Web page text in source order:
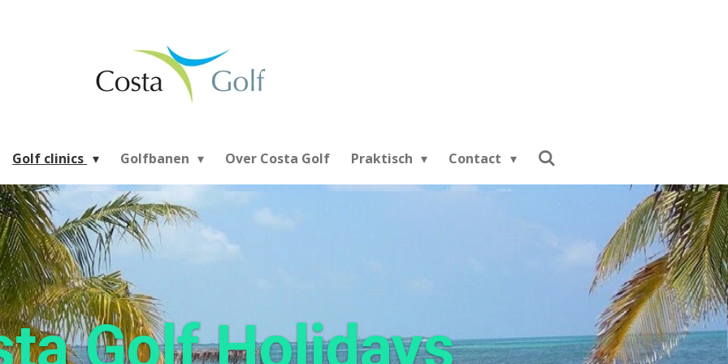
Golf clinics Golfbanen Over Costa Golf Praktisch Contact
Golf Holidays